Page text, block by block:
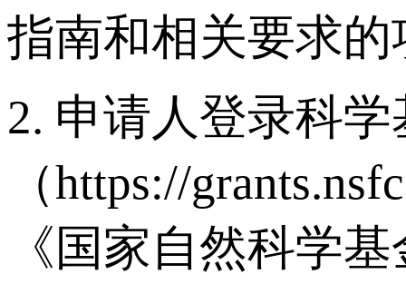
指南和相关要求
2. 申请人登录科
（https://
《国家自然科学